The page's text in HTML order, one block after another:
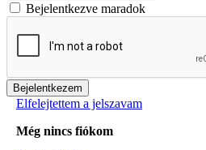
Bejelentkezve maradok
Elfelejtettem a jelszavam
Még nincs fiókom